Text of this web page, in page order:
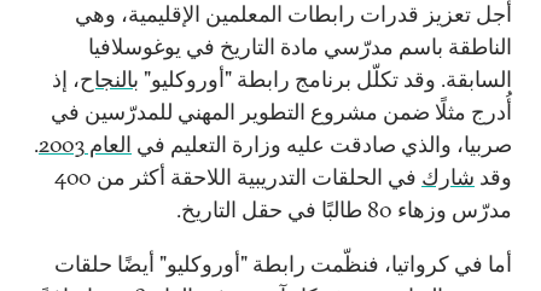
أجل تعزيز قدرات رابطات المعلمين الإقليمية، وهي
الناطقة باسم مدرّسي مادة التاريخ في يوغوسلافيا
السابقة. وقد تكلّل برنامج رابطة "أوروكليو" بالنجاح، إذ
أُدرج مثلًا ضمن مشروع التطوير المهني للمدرّسين في
صربيا، والذي صادقت عليه وزارة التعليم في العام 2003
.
وقد شارك
في الحلقات التدريبية اللاحقة أكثر من 400
مدرّس وزهاء 80 طالبًا في حقل التاريخ.
أما في كرواتيا، فنظّمت رابطة "أوروكليو" أيضًا حلقات